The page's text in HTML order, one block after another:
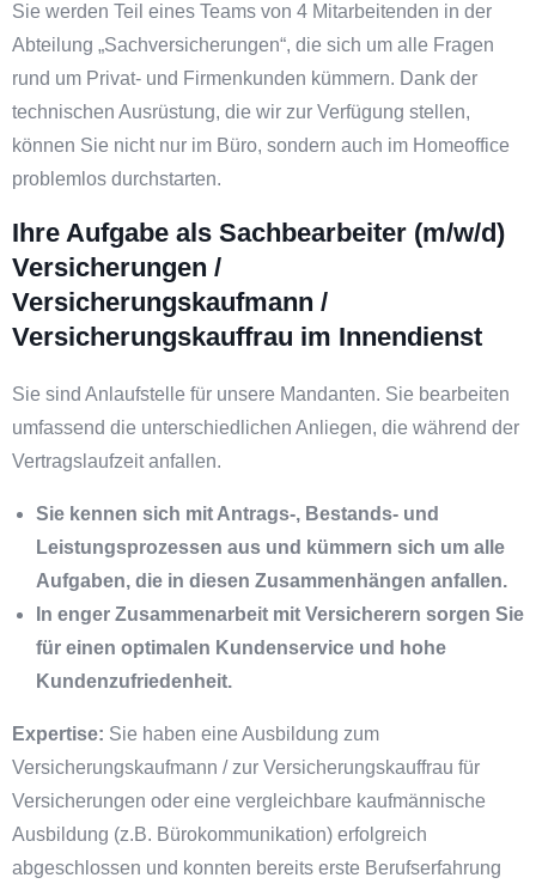
Sie werden Teil eines Teams von 4 Mitarbeitenden in der
Abteilung „Sachversicherungen“, die sich um alle Fragen
rund um Privat- und Firmenkunden kümmern. Dank der
technischen Ausrüstung, die wir zur Verfügung stellen,
können Sie nicht nur im Büro, sondern auch im Homeoffice
problemlos durchstarten.
Ihre Aufgabe als Sachbearbeiter (m/w/d)
Versicherungen /
Versicherungskaufmann /
Versicherungskauffrau im Innendienst
Sie sind Anlaufstelle für unsere Mandanten. Sie bearbeiten
umfassend die unterschiedlichen Anliegen, die während der
Vertragslaufzeit anfallen.
Sie kennen sich mit Antrags-, Bestands- und
Leistungsprozessen aus und kümmern sich um alle
Aufgaben, die in diesen Zusammenhängen anfallen.
In enger Zusammenarbeit mit Versicherern sorgen Sie
für einen optimalen Kundenservice und hohe
Kundenzufriedenheit.
Expertise: Sie haben eine Ausbildung zum
Versicherungskaufmann / zur Versicherungskauffrau für
Versicherungen oder eine vergleichbare kaufmännische
Ausbildung (z.B. Bürokommunikation) erfolgreich
abgeschlossen und konnten bereits erste Berufserfahrung